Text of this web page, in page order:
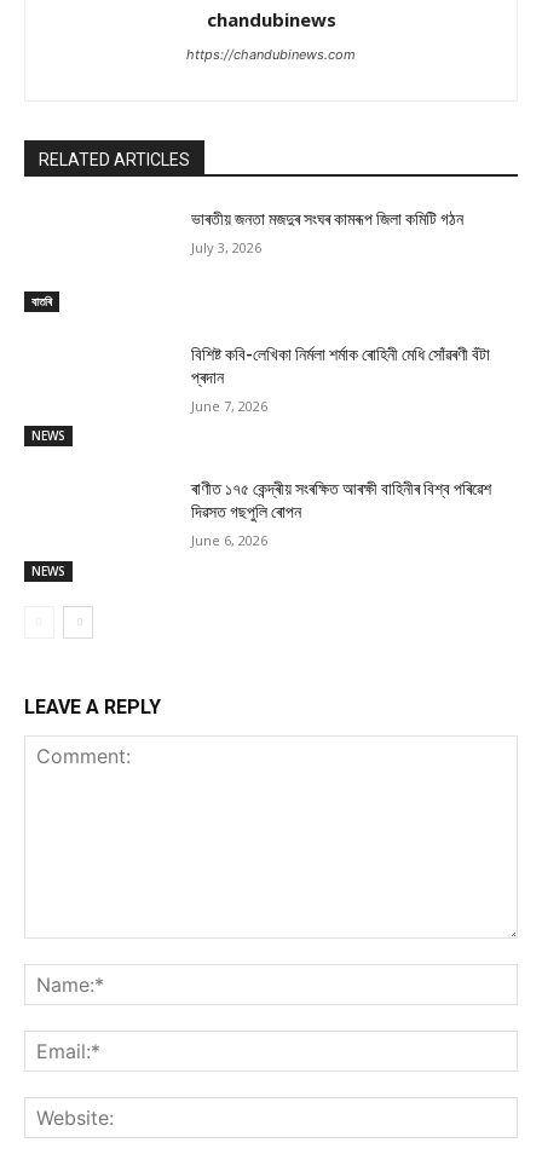
chandubinews
https://chandubinews.com
RELATED ARTICLES
বাতৰি
ভাৰতীয় জনতা মজদুৰ সংঘৰ কামৰূপ জিলা কমিটি গঠন
July 3, 2026
NEWS
বিশিষ্ট কবি-লেখিকা নিৰ্মলা শৰ্মাক ৰোহিনী মেধি সোঁৱৰণী বঁটা
প্ৰদান
June 7, 2026
NEWS
ৰাণীত ১৭৫ কেন্দ্ৰীয় সংৰক্ষিত আৰক্ষী বাহিনীৰ বিশ্ব পৰিৱেশ
দিৱসত গছপুলি ৰোপন
June 6, 2026
LEAVE A REPLY